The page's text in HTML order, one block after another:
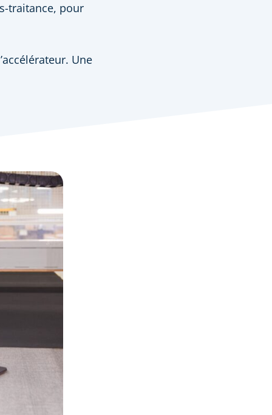
traitance, pour
Une